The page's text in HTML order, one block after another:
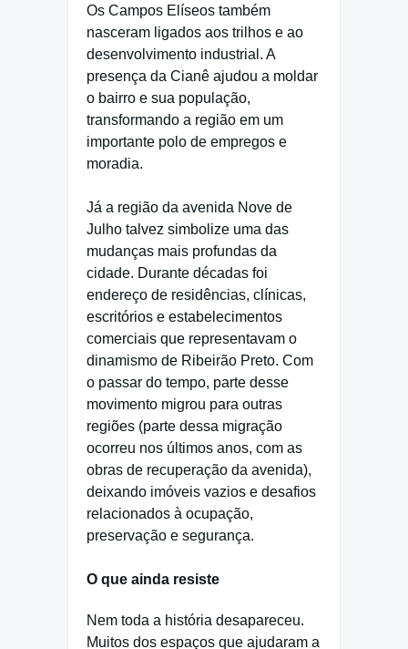
Os Campos Elíseos também
nasceram ligados aos trilhos e ao
desenvolvimento industrial. A
presença da Cianê ajudou a moldar
o bairro e sua população,
transformando a região em um
importante polo de empregos e
moradia.
Já a região da avenida Nove de
Julho talvez simbolize uma das
mudanças mais profundas da
cidade. Durante décadas foi
endereço de residências, clínicas,
escritórios e estabelecimentos
comerciais que representavam o
dinamismo de Ribeirão Preto. Com
o passar do tempo, parte desse
movimento migrou para outras
regiões (parte dessa migração
ocorreu nos últimos anos, com as
obras de recuperação da avenida),
deixando imóveis vazios e desafios
relacionados à ocupação,
preservação e segurança.
O que ainda resiste
Nem toda a história desapareceu.
Muitos dos espaços que ajudaram a